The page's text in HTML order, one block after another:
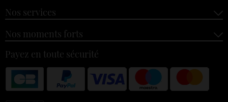
Nos services
Nos moments forts
Payez en toute sécurité